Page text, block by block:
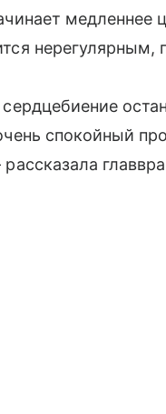
медленнее
спокойный